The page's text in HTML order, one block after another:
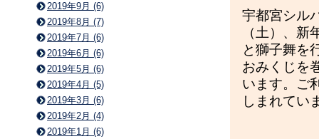
宇都宮シル
（土）、
と獅子舞を
おみくじを
います。ご
しまれてい
2019年9月 (6)
2019年8月 (7)
2019年7月 (6)
2019年6月 (6)
2019年5月 (6)
2019年4月 (5)
2019年3月 (6)
2019年2月 (4)
2019年1月 (6)